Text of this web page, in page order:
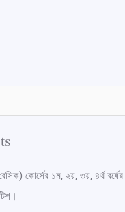
কোর্সের ১ম, ২য়, ৩য়, ৪র্থ